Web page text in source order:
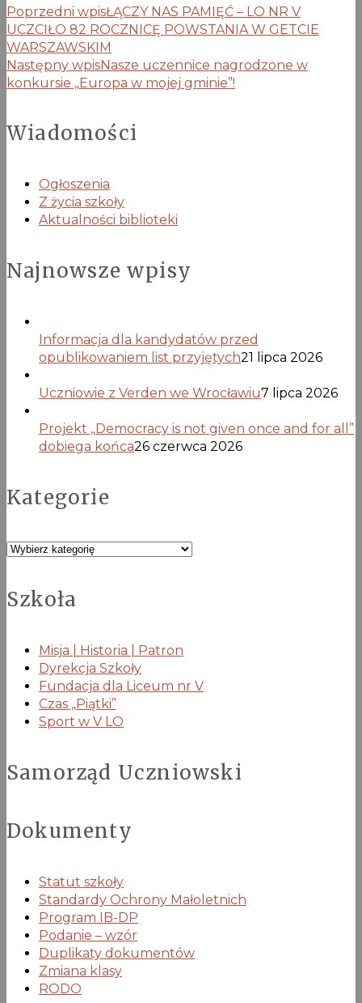
Poprzedni wpisŁĄCZY NAS PAMIĘĆ – LO NR V
UCZCIŁO 82 ROCZNICĘ POWSTANIA W GETCIE
WARSZAWSKIM
Następny wpisNasze uczennice nagrodzone w
konkursie „Europa w mojej gminie”!
Wiadomości
Ogłoszenia
Z życia szkoły
Aktualności biblioteki
Najnowsze wpisy
Informacja dla kandydatów przed
opublikowaniem list przyjętych21 lipca 2026
Uczniowie z Verden we Wrocławiu7 lipca 2026
Projekt „Democracy is not given once and for all”
dobiega końca26 czerwca 2026
Kategorie
Kategorie
Szkoła
Misja | Historia | Patron
Dyrekcja Szkoły
Fundacja dla Liceum nr V
Czas „Piątki”
Sport w V LO
Samorząd Uczniowski
Dokumenty
Statut szkoły
Standardy Ochrony Małoletnich
Program IB-DP
Podanie – wzór
Duplikaty dokumentów
Zmiana klasy
RODO